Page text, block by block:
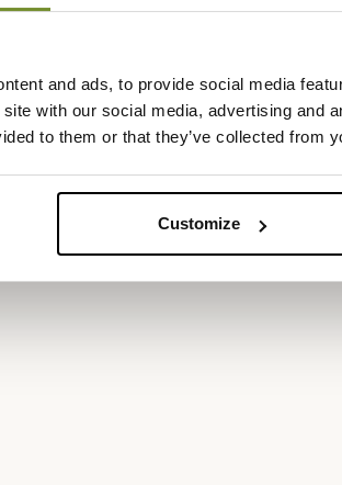
and ads, to provide social media
with our social media, advertising and
to them or that they’ve collected from
Customize
de taille moyenne : le
à mi mollet ou pour
poignets.
sans salir votre véhicule.
Genre